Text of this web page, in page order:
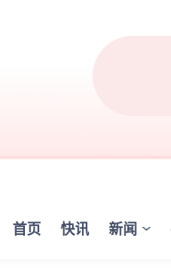
首页 快讯 新闻